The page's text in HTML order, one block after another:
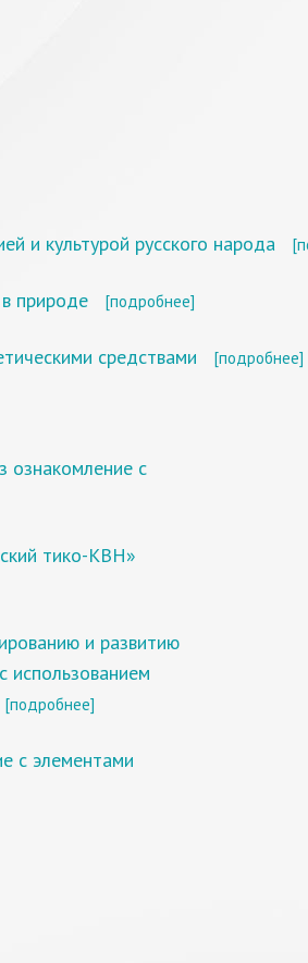
и культурой русского народа
природе [подробнее]
средствами [подробнее]
ознакомление с
тико-КВН»
и развитию
[подробнее]
с элементами